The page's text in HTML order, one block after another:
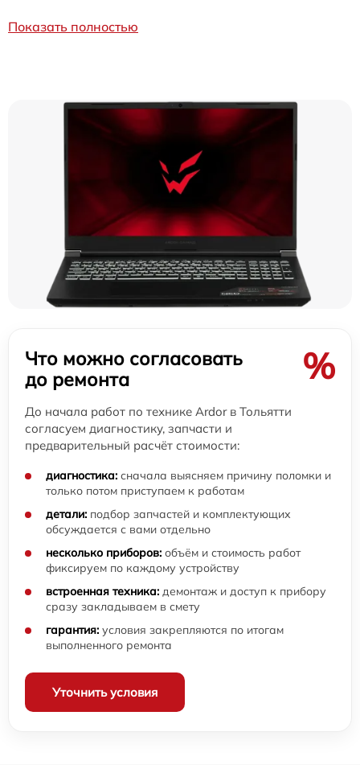
Показать полностью
Что можно согласовать
до ремонта
%
До начала работ по технике Ardor в Тольятти
согласуем диагностику, запчасти и
предварительный расчёт стоимости:
диагностика: сначала выясняем причину поломки и
только потом приступаем к работам
детали: подбор запчастей и комплектующих
обсуждается с вами отдельно
несколько приборов: объём и стоимость работ
фиксируем по каждому устройству
встроенная техника: демонтаж и доступ к прибору
сразу закладываем в смету
гарантия: условия закрепляются по итогам
выполненного ремонта
Уточнить условия